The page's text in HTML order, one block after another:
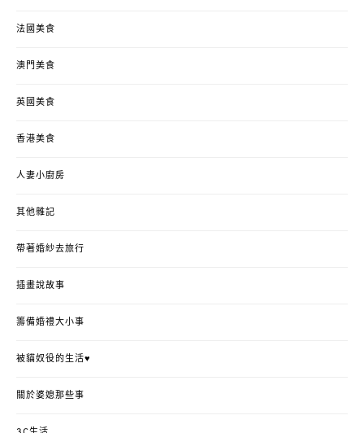
法國美食
澳門美食
英國美食
香港美食
人妻小廚房
其他雜記
帶著婚紗去旅行
插畫說故事
籌備婚禮大小事
被貓奴役的生活♥
關於婆媳那些事